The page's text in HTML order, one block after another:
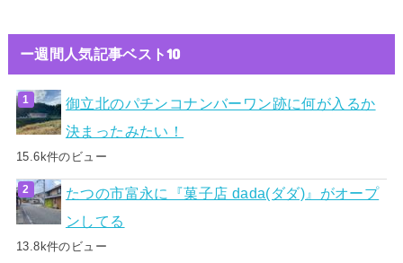
ー週間人気記事ベスト10
御立北のパチンコナンバーワン跡に何が入るか
決まったみたい！
15.6k件のビュー
たつの市富永に『菓子店 dada(ダダ)』がオープ
ンしてる
13.8k件のビュー